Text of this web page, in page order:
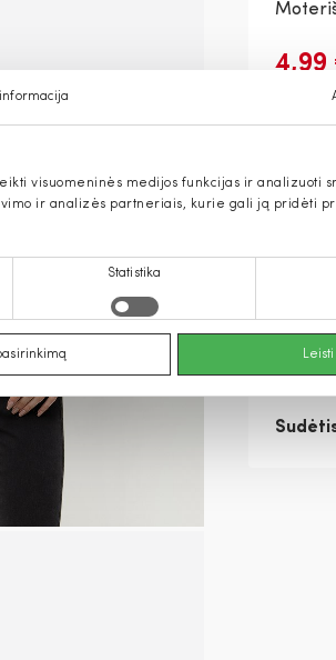
informacija
visuomeninės medijos funkcijas ir analizuoti
ir analizės partneriais, kurie gali ją pridėti
Statistika
4,99
Deja,